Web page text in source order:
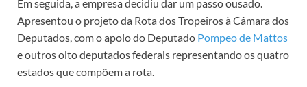
Em seguida, a empresa decidiu dar um passo ousado.
Apresentou o projeto da Rota dos Tropeiros à Câmara dos
Deputados, com o apoio do Deputado Pompeo de Mattos
e outros oito deputados federais representando os quatro
estados que compõem a rota.